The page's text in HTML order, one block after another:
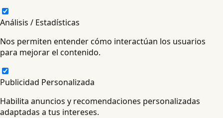
Análisis / Estadísticas
Nos permiten entender cómo interactúan los usuarios
para mejorar el contenido.
Publicidad Personalizada
Habilita anuncios y recomendaciones personalizadas
adaptadas a tus intereses.